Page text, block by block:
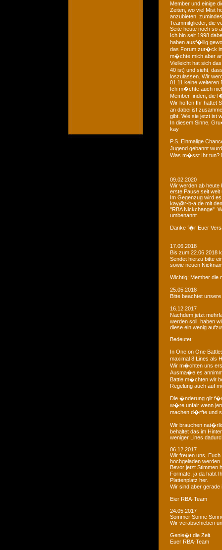
Member und einige
Zeiten, wo viel Mist
anzubieten,
Teammitglieder, die
Seite heute noch so
Ich bin seit 1998
haben ausf�llig
das Forum zur�ck
m�chte mich aber
Vielleicht hat sich
40 ist) und sieht,
loszulassen. Wir
01.11 keine weiteren
Ich m�chte auch
Member finden, die
Wir hoffen Ihr hattet
an dabei ist
gibt. Wie sie jetzt ist
In diesem Sinne,
kay
P.S. Einmalige
Jugend gebannt
Was m�sst Ihr tun?
09.02.2020
Wir werden ab heute
erste Pause seit weit
Im Gegenzug wird
kay@r-b-a.de mit
"RBA Nickchange".
umbenannt.
Danke f�r Euer
17.06.2018
Bis zum 22.06.2018
Sendet hierzu bitte
sowie neuen
Wichtig: Member
25.05.2018
Bitte beachtet
16.12.2017
Nachdem jetzt
werden soll, haben
diese ein wenig
Bedeutet:
In One on One
maximal 8 Lines als
Wir m�chten uns
Ausma�e es
Battle m�chten wir
Regelung auch auf
Die �nderung gilt f�r
w�re unfair wenn
machen d�rfte und
Wir brauchen
behaltet das im
weniger Lines
06.12.2017
Wir freuen uns,
hochgeladen werden.
Bevor jetzt Stimmen
Formate, ja da habt
Plattenplatz her.
Wir sind aber
Eier RBA-Team
24.05.2017
Sommer Sonne
Wir verabschieben
Genie�t die Zeit.
Euer RBA-Team